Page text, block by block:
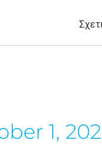
1,